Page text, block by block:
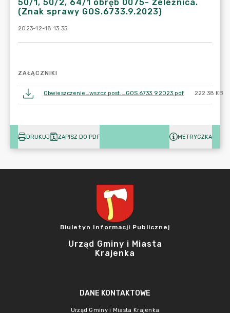
50/1, 50/2, 64/1 obręb 0075- Żeleźnica.
(Znak sprawy GOS.6733.9.2023)
2023-12-18 13:35
ZAŁĄCZNIKI
Obwieszczenie_wszcz.post._GOS.6733.9.2023.pdf 222.38 KB
DRUKUJ ZAPISZ DO PDF METRYCZKA
Biuletyn Informacji Publicznej
Urząd Gminy i Miasta
Krajenka
DANE KONTAKTOWE
Urząd Gminy i Miasta Krajenka